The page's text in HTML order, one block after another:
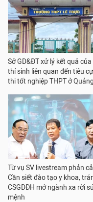
Sở GD&ĐT xử lý kết quả
thí sinh liên quan đến tiêu
thi tốt nghiệp THPT ở
Từ vụ SV livestream phản
Cần siết đào tạo y khoa,
CSGDĐH mở ngành xa rời
mệnh